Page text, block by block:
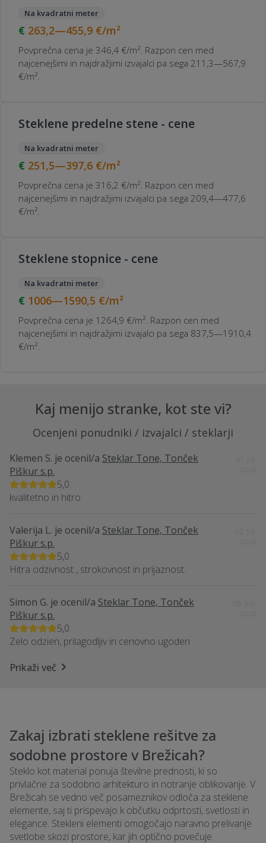
Na kvadratni meter
263,2—455,9 €/m²
Povprečna cena je 346,4 €/m². Razpon cen med
najcenejšimi in najdražjimi izvajalci pa sega 211,3—567,9
€/m².
Steklene predelne stene - cene
Na kvadratni meter
251,5—397,6 €/m²
Povprečna cena je 316,2 €/m². Razpon cen med
najcenejšimi in najdražjimi izvajalci pa sega 209,4—477,6
€/m².
Steklene stopnice - cene
Na kvadratni meter
1006—1590,5 €/m²
Povprečna cena je 1264,9 €/m². Razpon cen med
najcenejšimi in najdražjimi izvajalci pa sega 837,5—1910,4
€/m².
Kaj menijo stranke, kot ste vi?
Ocenjeni ponudniki / izvajalci / steklarji
Klemen S. je ocenil/a Steklar Tone, Tonček
Piškur s.p.
5,0
kvalitetno in hitro
Valerija L. je ocenil/a Steklar Tone, Tonček
Piškur s.p.
5,0
Hitra odzivnost , strokovnost in prijaznost.
Simon G. je ocenil/a Steklar Tone, Tonček
Piškur s.p.
5,0
Zelo odzien, prilagodljiv in cenovno ugoden
Prikaži več
Zakaj izbrati steklene rešitve za
sodobne prostore v Brežicah?
Steklo kot material ponuja številne prednosti, ki so
privlačne za sodobno arhitekturo in notranje oblikovanje. V
Brežicah se vedno več posameznikov odloča za steklene
elemente, saj ti prispevajo k občutku odprtosti, svetlosti in
elegance. Stekleni elementi omogočajo naravno prelivanje
svetlobe skozi prostore, kar jih optično povečuje.